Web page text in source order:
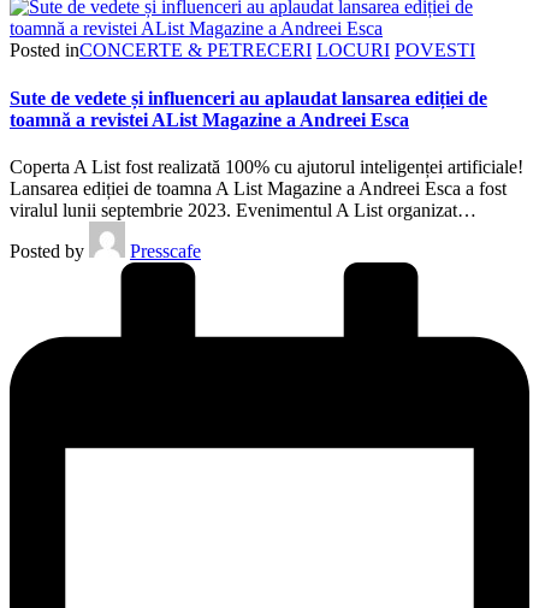
Posted inCONCERTE & PETRECERI LOCURI POVESTI
Sute de vedete și influenceri au aplaudat lansarea ediției de
toamnă a revistei AList Magazine a Andreei Esca
Coperta A List fost realizată 100% cu ajutorul inteligenței artificiale!
Lansarea ediției de toamna A List Magazine a Andreei Esca a fost
viralul lunii septembrie 2023. Evenimentul A List organizat…
Posted by
Presscafe